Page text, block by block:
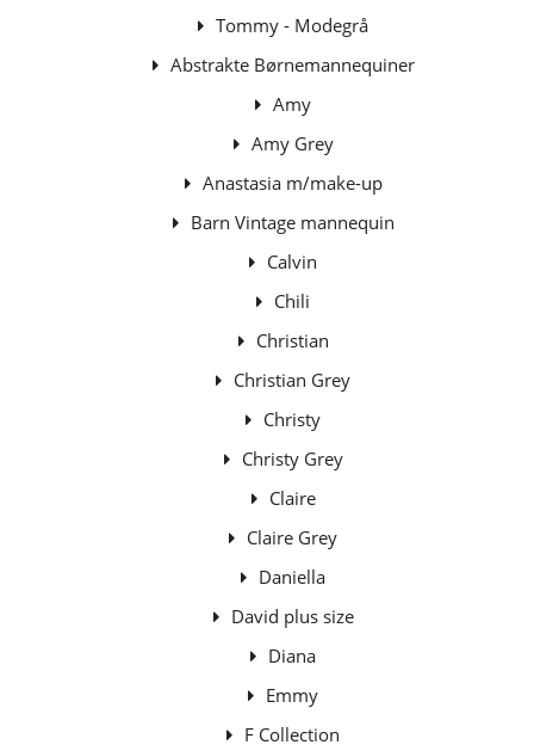
Tommy - Modegrå
Abstrakte Børnemannequiner
Amy
Amy Grey
Anastasia m/make-up
Barn Vintage mannequin
Calvin
Chili
Christian
Christian Grey
Christy
Christy Grey
Claire
Claire Grey
Daniella
David plus size
Diana
Emmy
F Collection